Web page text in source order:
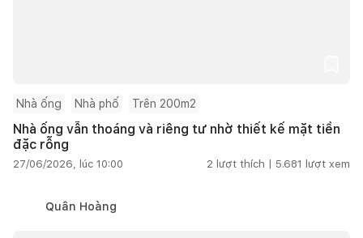
Nhà ống Nhà phố Trên 200m2
Nhà ống vẫn thoáng và riêng tư nhờ thiết kế mặt tiền
đặc rỗng
27/06/2026, lúc 10:00 2 lượt thích | 5.681 lượt xem
Quân Hoàng